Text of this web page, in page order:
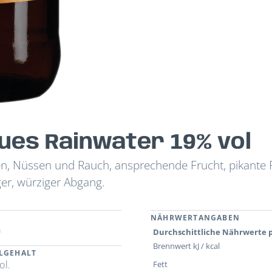
Rainwater 19% vol
Nüssen und Rauch, ansprechende Frucht, pikante
würziger Abgang.
NÄHRWERTANGABEN
Durchschittliche Nährwerte
Brennwert kJ / kcal
Fett